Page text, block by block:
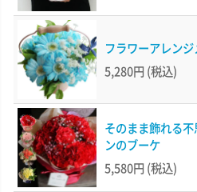
フラワーアレン
5,280円 (税込)
そのまま飾れる
ンのブーケ
5,580円 (税込)